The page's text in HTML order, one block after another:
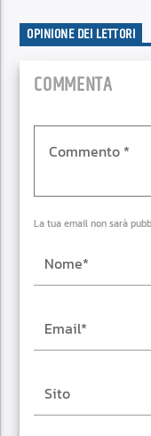
OPINIONE DEI LETTORI
COMMENTA
La tua email non sarà